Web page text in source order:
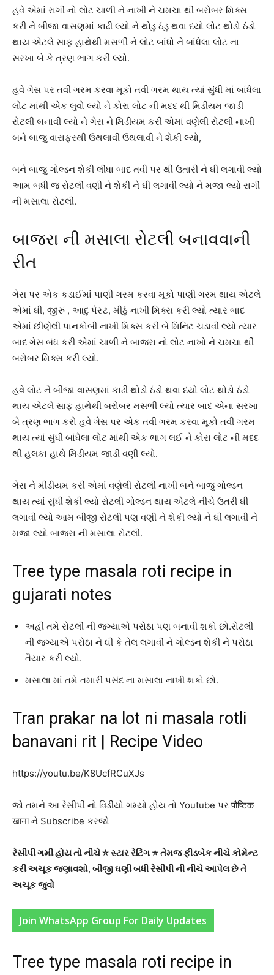
હવે એમાં રાગી નો લોટ ચાળી ને નાખી ને ચમચા થી બરોબર મિક્સ
કરી ને બીજા વાસણમાં કાઢી લ્યો ને થોડુ ઠંડુ થવા દયો લોટ થોડો ઠંડો
થાય એટલે સાફ હાથેથી મસળી ને લોટ બાંધો ને બાંધેલા લોટ ના
સરખા બે કે ત્રણ ભાગ કરી લ્યો.
હવે ગેસ પર તવી ગરમ કરવા મૂકો તવી ગરમ થાય ત્યાં સુંધી માં બાંધેલા
લોટ માંથી એક લુવો લ્યો ને કોરા લોટ ની મદદ થી મિડીયમ જાડી
રોટલી બનાવી લ્યો ને ગેસ ને મિડીયમ કરી એમાં વણેલી રોટલી નાખી
બને બાજુ વારાફરથી ઉથલાવી ઉથલાવી ને શેકી લ્યો,
બને બાજુ ગોલ્ડન શેકી લીધા બાદ તવી પર થી ઉતારી ને ઘી લગાવી લ્યો
આમ બધી જ રોટલી વણી ને શેકી ને ઘી લગાવી લ્યો ને મજા લ્યો રાગી
ની મસાલા રોટલી.
બાજરા ની મસાલા રોટલી બનાવવાની
રીત
ગેસ પર એક કડાઈમાં પાણી ગરમ કરવા મૂકો પાણી ગરમ થાય એટલે
એમાં ઘી, જીરું , આદુ પેસ્ટ, મીઠું નાખી મિક્સ કરી લ્યો ત્યાર બાદ
એમાં છીણેલી પાનકોબી નાખી મિક્સ કરી બે મિનિટ ચડાવી લ્યો ત્યાર
બાદ ગેસ બંધ કરી એમાં ચાળી ને બાજરા નો લોટ નાખો ને ચમચા થી
બરોબર મિક્સ કરી લ્યો.
હવે લોટ ને બીજા વાસણમાં કાઢી થોડો ઠંડો થવા દયો લોટ થોડો ઠંડો
થાય એટલે સાફ હાથેથી બરોબર મસળી લ્યો ત્યાર બાદ એના સરખા
બે ત્રણ ભાગ કરો હવે ગેસ પર એક તવી ગરમ કરવા મૂકો તવી ગરમ
થાય ત્યાં સુંધી બાંધેલા લોટ માંથી એક ભાગ લઈ ને કોરા લોટ ની મદદ
થી હલકા હાથે મિડીયમ જાડી વણી લ્યો.
ગેસ ને મીડીયમ કરી એમાં વણેલી રોટલી નાખી બને બાજુ ગોલ્ડન
થાય ત્યાં સુંધી શેકી લ્યો રોટલી ગોલ્ડન થાય એટલે નીચે ઉતરી ઘી
લગાવી લ્યો આમ બીજી રોટલી પણ વણી ને શેકી લ્યો ને ઘી લગાવી ને
મજા લ્યો બાજરા ની મસાલા રોટલી.
Tree type masala roti recipe in
gujarati notes
અહી તમે રોટલી ની જગ્યાએ પરોઠા પણ બનાવી શકો છો.રોટલી
ની જગ્યાએ પરોઠા ને ઘી કે તેલ લગાવી ને ગોલ્ડન શેકી ને પરોઠા
તૈયાર કરી લ્યો.
મસાલા માં તમે તમારી પસંદ ના મસાલા નાખી શકો છો.
Tran prakar na lot ni masala rotli
banavani rit | Recipe Video
https://youtu.be/K8UcfRCuXJs
જો તમને આ રેસીપી નો વિડીયો ગમ્યો હોય તો Youtube પર पौष्टिक
खाना ને Subscribe કરજો
રેસીપી ગમી હોય તો નીચે ⭐ સ્ટાર રેટિંગ ⭐ તેમજ ફીડબેક નીચે કોમેન્ટ
કરી અચૂક જણાવશો, બીજી ઘણી બધી રેસીપી ની નીચે આપેલ છે તે
અચૂક જુવો
Join WhatsApp Group For Daily Updates
Tree type masala roti recipe in